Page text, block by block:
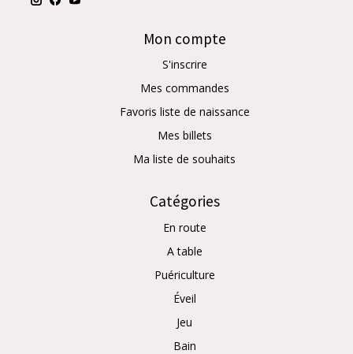
Mon compte
S'inscrire
Mes commandes
Favoris liste de naissance
Mes billets
Ma liste de souhaits
Catégories
En route
A table
Puériculture
Éveil
Jeu
Bain